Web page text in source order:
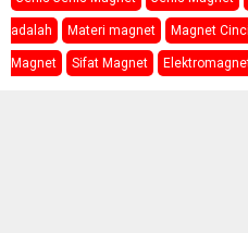
adalah Materi magnet Magnet
Magnet Sifat Magnet